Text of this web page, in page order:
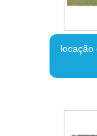
locação